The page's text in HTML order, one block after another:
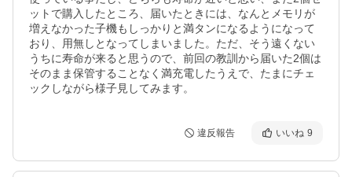
ットで購入したところ、届いたときには、なんとメモリが
増えなかった子機もしっかりと満タンになるようになって
おり、用無しとなってしまいました。ただ、そう遠くない
うちに寿命が来ると思うので、前回の教訓から届いた2個は
そのまま保管することなく満充電したうえで、たまにチェ
ックしながら様子見してみます。
違反報告 いいね 9